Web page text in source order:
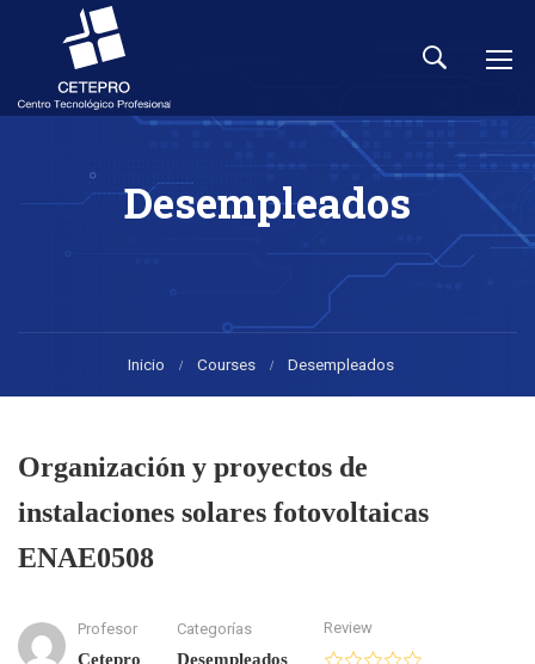
Desempleados
Inicio Courses Desempleados
Organización y proyectos de
instalaciones solares fotovoltaicas
ENAE0508
Profesor
Cetepro
Categorías
Desempleados
Review